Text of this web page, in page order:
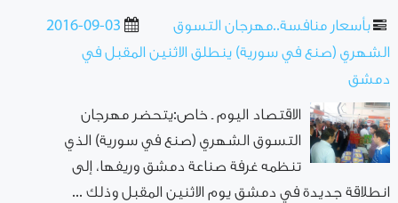
2016-09-03
بأسعار منافسة..مهرجان التسوق
الشهري (صنع في سورية) ينطلق الاثنين المقبل في
دمشق
الاقتصاد اليوم ـ خاص:يتحضر مهرجان
التسوق الشهري (صنع في سورية) الذي
تنظمه غرفة صناعة دمشق وريفها، إلى
انطلاقة جديدة في دمشق يوم الاثنين المقبل وذلك ...